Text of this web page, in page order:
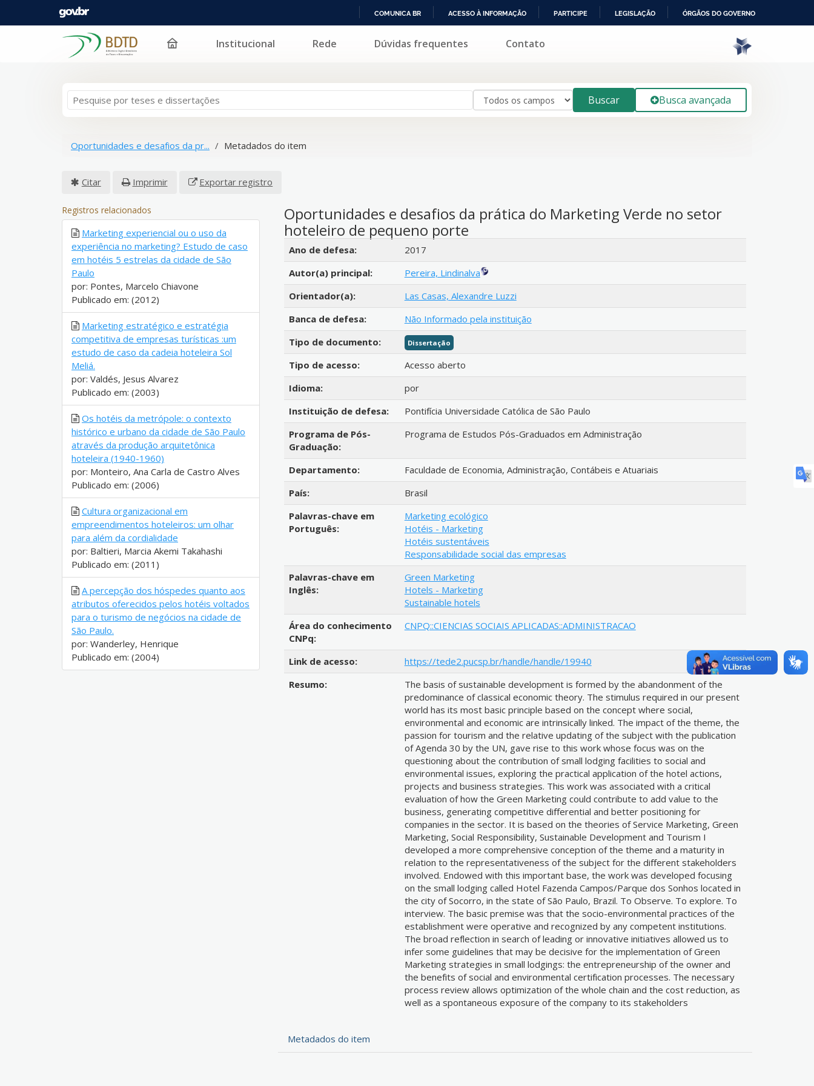
PARA
COMUNICA BR ACESSO À INFORMAÇÃO PARTICIPE LEGISLAÇÃO ÓRGÃOS DO GOVERNO
Pular para o conteúdo Institucional Rede Dúvidas frequentes Contato
Buscar Busca avançada
Oportunidades e desafios da pr... Metadados do item
Citar Imprimir Exportar registro
Oportunidades e desafios da prática do Marketing Verde no setor
hoteleiro de pequeno porte
Detalhes bibliográficos
Ano de defesa:
2017
Autor(a) principal:
Pereira, Lindinalva
Orientador(a):
Las Casas, Alexandre Luzzi
Banca de defesa:
Não Informado pela instituição
Tipo de documento:
Dissertação
Tipo de acesso:
Acesso aberto
Idioma:
por
Instituição de defesa:
Pontifícia Universidade Católica de São Paulo
Programa de Pós-
Graduação:
Programa de Estudos Pós-Graduados em Administração
Departamento:
Faculdade de Economia, Administração, Contábeis e Atuariais
País:
Brasil
Palavras-chave em
Português:
Marketing ecológico
Hotéis - Marketing
Hotéis sustentáveis
Responsabilidade social das empresas
Palavras-chave em
Inglês:
Green Marketing
Hotels - Marketing
Sustainable hotels
Área do conhecimento
CNPq:
CNPQ::CIENCIAS SOCIAIS APLICADAS::ADMINISTRACAO
Link de acesso:
https://tede2.pucsp.br/handle/handle/19940
Resumo:
The basis of sustainable development is formed by the abandonment of the
predominance of classical economic theory. The stimulus required in our present
world has its most basic principle based on the concept where social,
environmental and economic are intrinsically linked. The impact of the theme, the
passion for tourism and the relative updating of the subject with the publication
of Agenda 30 by the UN, gave rise to this work whose focus was on the
questioning about the contribution of small lodging facilities to social and
environmental issues, exploring the practical application of the hotel actions,
projects and business strategies. This work was associated with a critical
evaluation of how the Green Marketing could contribute to add value to the
business, generating competitive differential and better positioning for
companies in the sector. It is based on the theories of Service Marketing, Green
Marketing, Social Responsibility, Sustainable Development and Tourism I
developed a more comprehensive conception of the theme and a maturity in
relation to the representativeness of the subject for the different stakeholders
involved. Endowed with this important base, the work was developed focusing
on the small lodging called Hotel Fazenda Campos/Parque dos Sonhos located in
the city of Socorro, in the state of São Paulo, Brazil. To Observe. To explore. To
interview. The basic premise was that the socio-environmental practices of the
establishment were operative and recognized by any competent institutions.
The broad reflection in search of leading or innovative initiatives allowed us to
infer some guidelines that may be decisive for the implementation of Green
Marketing strategies in small lodgings: the entrepreneurship of the owner and
the benefits of social and environmental certification processes. The necessary
process review allows optimization of the whole chain and the cost reduction, as
well as a spontaneous exposure of the company to its stakeholders
Metadados do item
Registros relacionados
Marketing experiencial ou o uso da
experiência no marketing? Estudo de caso
em hotéis 5 estrelas da cidade de São
Paulo
por: Pontes, Marcelo Chiavone
Publicado em: (2012)
Marketing estratégico e estratégia
competitiva de empresas turísticas :um
estudo de caso da cadeia hoteleira Sol
Meliá.
por: Valdés, Jesus Alvarez
Publicado em: (2003)
Os hotéis da metrópole: o contexto
histórico e urbano da cidade de São Paulo
através da produção arquitetônica
hoteleira (1940-1960)
por: Monteiro, Ana Carla de Castro Alves
Publicado em: (2006)
Cultura organizacional em
empreendimentos hoteleiros: um olhar
para além da cordialidade
por: Baltieri, Marcia Akemi Takahashi
Publicado em: (2011)
A percepção dos hóspedes quanto aos
atributos oferecidos pelos hotéis voltados
para o turismo de negócios na cidade de
São Paulo.
por: Wanderley, Henrique
Publicado em: (2004)